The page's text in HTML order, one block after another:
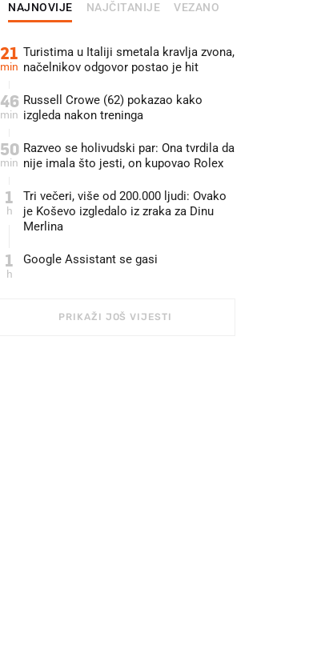
NAJNOVIJE NAJČITANIJE VEZANO
21
min
Turistima u Italiji smetala kravlja zvona,
načelnikov odgovor postao je hit
46
min
Russell Crowe (62) pokazao kako
izgleda nakon treninga
50
min
Razveo se holivudski par: Ona tvrdila da
nije imala što jesti, on kupovao Rolex
1
h
Tri večeri, više od 200.000 ljudi: Ovako
je Koševo izgledalo iz zraka za Dinu
Merlina
1
h
Google Assistant se gasi
PRIKAŽI JOŠ VIJESTI